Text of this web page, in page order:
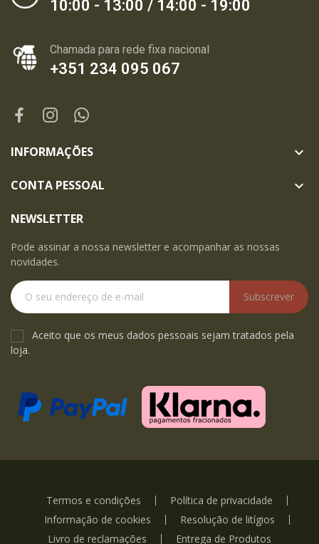
10:00 - 13:00 / 14:00 - 19:00
Chamada para rede fixa nacional
+351 234 095 067
INFORMAÇÕES 
CONTA PESSOAL 
NEWSLETTER
Pode assinar a nossa newsletter e acompanhar as nossas
novidades.
Subscrever
Aceito que os meus dados pessoais sejam tratados pela
loja.
Termos e condições
Política de privacidade
Informação de cookies
Resolução de litígios
Livro de reclamações
Entrega de Produtos